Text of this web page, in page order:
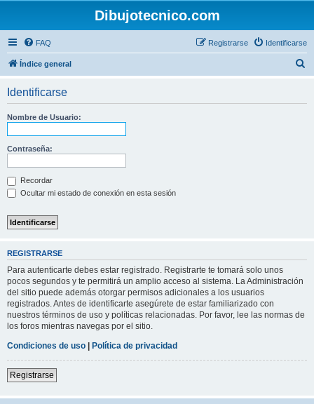
Dibujotecnico.com
FAQ Identificarse
Registrarse
Índice general
Identificarse
Nombre de Usuario:
Contraseña:
Recordar
Ocultar mi estado de conexión en esta sesión
REGISTRARSE
Para autenticarte debes estar registrado. Registrarte te tomará solo unos
pocos segundos y te permitirá un amplio acceso al sistema. La Administración
del sitio puede además otorgar permisos adicionales a los usuarios
registrados. Antes de identificarte asegúrete de estar familiarizado con
nuestros términos de uso y políticas relacionadas. Por favor, lee las normas de
los foros mientras navegas por el sitio.
Condiciones de uso | Política de privacidad
Registrarse